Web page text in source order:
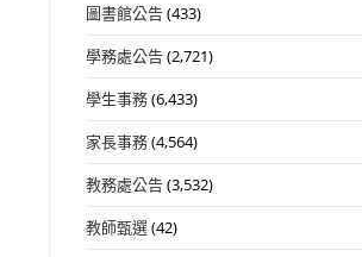
圖書館公告(433)
學務處公告(2,721)
學生事務(6,433)
家長事務(4,564)
教務處公告(3,532)
教師甄選(42)